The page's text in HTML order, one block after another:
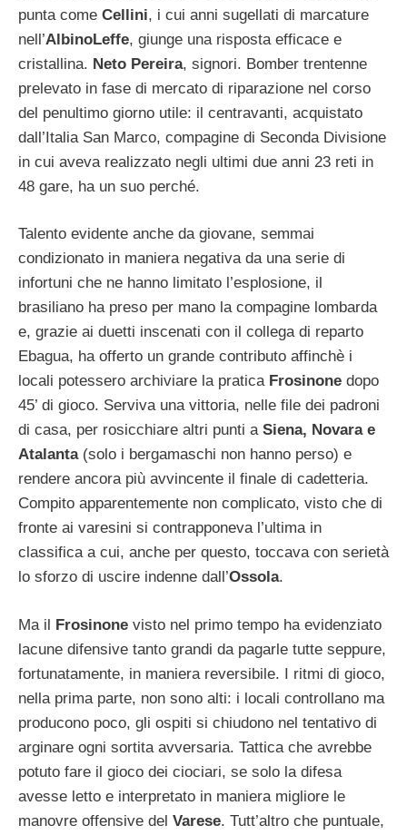
punta come Cellini, i cui anni sugellati di marcature
nell’AlbinoLeffe, giunge una risposta efficace e
cristallina. Neto Pereira, signori. Bomber trentenne
prelevato in fase di mercato di riparazione nel corso
del penultimo giorno utile: il centravanti, acquistato
dall’Italia San Marco, compagine di Seconda Divisione
in cui aveva realizzato negli ultimi due anni 23 reti in
48 gare, ha un suo perché.
Talento evidente anche da giovane, semmai
condizionato in maniera negativa da una serie di
infortuni che ne hanno limitato l’esplosione, il
brasiliano ha preso per mano la compagine lombarda
e, grazie ai duetti inscenati con il collega di reparto
Ebagua, ha offerto un grande contributo affinchè i
locali potessero archiviare la pratica Frosinone dopo
45’ di gioco. Serviva una vittoria, nelle file dei padroni
di casa, per rosicchiare altri punti aSiena, Novara e
Atalanta (solo i bergamaschi non hanno perso) e
rendere ancora più avvincente il finale di cadetteria.
Compito apparentemente non complicato, visto che di
fronte ai varesini si contrapponeva l’ultima in
classifica a cui, anche per questo, toccava con serietà
lo sforzo di uscire indenne dall’Ossola.
Ma il Frosinone visto nel primo tempo ha evidenziato
lacune difensive tanto grandi da pagarle tutte seppure,
fortunatamente, in maniera reversibile. I ritmi di gioco,
nella prima parte, non sono alti: i locali controllano ma
producono poco, gli ospiti si chiudono nel tentativo di
arginare ogni sortita avversaria. Tattica che avrebbe
potuto fare il gioco dei ciociari, se solo la difesa
avesse letto e interpretato in maniera migliore le
manovre offensive del Varese. Tutt’altro che puntuale,